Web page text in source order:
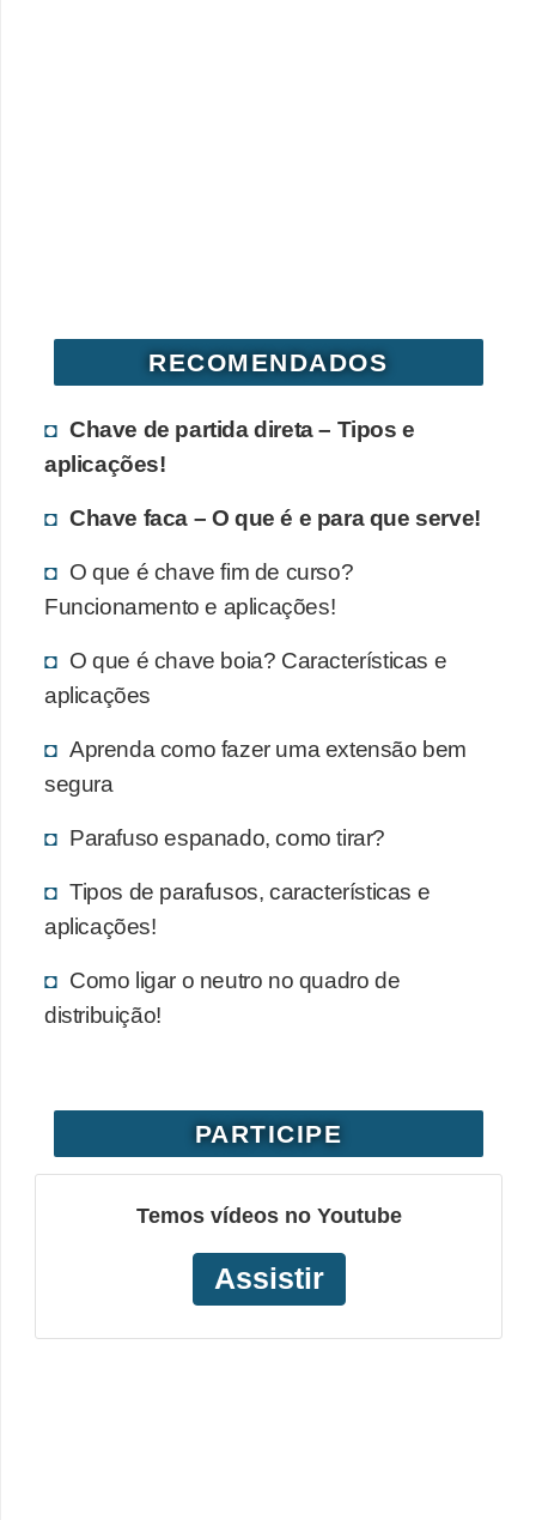
RECOMENDADOS
Chave de partida direta – Tipos e
aplicações!
Chave faca – O que é e para que serve!
O que é chave fim de curso?
Funcionamento e aplicações!
O que é chave boia? Características e
aplicações
Aprenda como fazer uma extensão bem
segura
Parafuso espanado, como tirar?
Tipos de parafusos, características e
aplicações!
Como ligar o neutro no quadro de
distribuição!
PARTICIPE
Temos vídeos no Youtube
Assistir